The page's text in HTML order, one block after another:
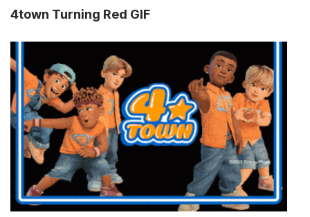
4town Turning Red GIF